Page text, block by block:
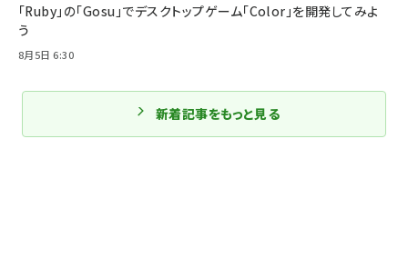
「Ruby」の「Gosu」でデスクトップゲーム「Color」を開発してみよ
う
8月5日 6:30
新着記事をもっと見る